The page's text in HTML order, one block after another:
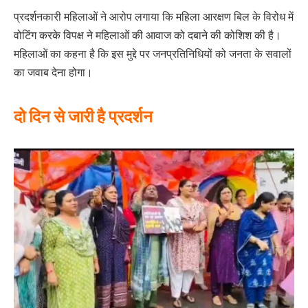
प्रदर्शनकारी महिलाओं ने आरोप लगाया कि महिला आरक्षण बिल के विरोध में
वोटिंग करके विपक्ष ने महिलाओं की आवाज को दबाने की कोशिश की है।
महिलाओं का कहना है कि इस मुद्दे पर जनप्रतिनिधियों को जनता के सवालों
का जवाब देना होगा।
दो दिन से जारी है प्रदर्शन